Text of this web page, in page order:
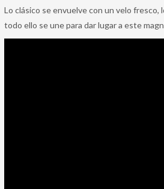
Lo clásico se envuelve con un velo fresco,
todo ello se une para dar lugar a este